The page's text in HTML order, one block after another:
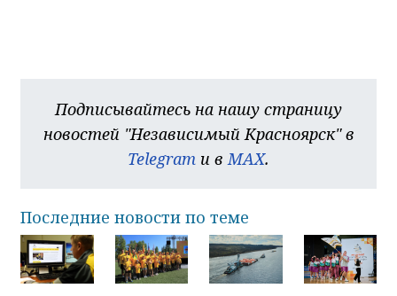
Подписывайтесь на нашу страницу
новостей "Независимый Красноярск" в
Telegram и вMAX.
Последние новости по теме